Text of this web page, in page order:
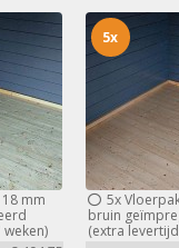
mm
5x
bruin
(extra
5x